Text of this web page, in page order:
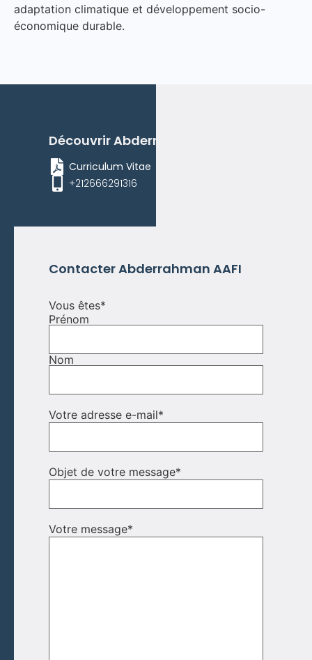
adaptation climatique et développement socio-
économique durable.
DécouvrirAbderrahman
Curriculum Vitae
+212666291316
ContacterAbderrahman AAFI
Vous êtes*
Prénom
Nom
Votre adresse e-mail*
Objet de votre message*
Votre message*